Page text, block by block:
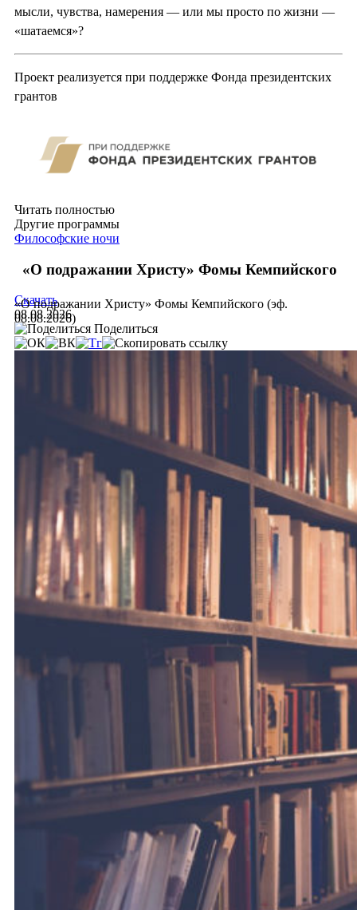
мысли, чувства, намерения — или мы просто по жизни —
«шатаемся»?
Проект реализуется при поддержке Фонда президентских
грантов
Читать полностью
Другие программы
Философские ночи
«О подражании Христу» Фомы Кемпийского
«О подражании Христу» Фомы Кемпийского (эф.
08.08.2026)
Скачать
08.08.2026
Поделиться